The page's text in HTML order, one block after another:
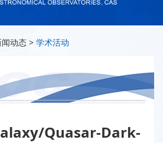
闻动态 > 学术活动
Quasar-Dark-